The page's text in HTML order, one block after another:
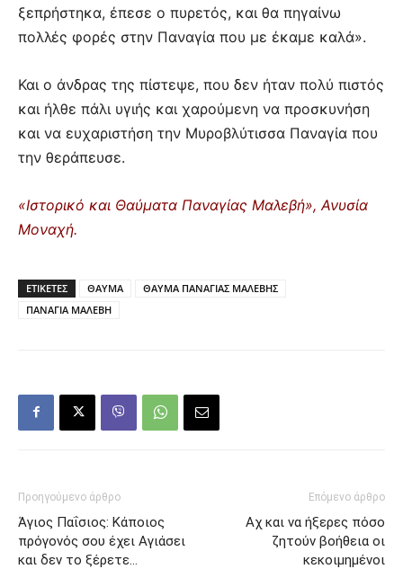
ξεπρήστηκα, έπεσε ο πυρετός, και θα πηγαίνω
πολλές φορές στην Παναγία που με έκαμε καλά».
Και ο άνδρας της πίστεψε, που δεν ήταν πολύ πιστός
και ήλθε πάλι υγιής και χαρούμενη να προσκυνήση
και να ευχαριστήση την Μυροβλύτισσα Παναγία που
την θεράπευσε.
«Ιστορικό και Θαύματα Παναγίας Μαλεβή», Ανυσία
Μοναχή.
ΕΤΙΚΕΤΕΣ ΘΑΥΜΑ
ΘΑΥΜΑ ΠΑΝΑΓΙΑΣ ΜΑΛΕΒΗΣ
ΠΑΝΑΓΙΑ ΜΑΛΕΒΗ
Προηγούμενο άρθρο
Άγιος Παΐσιος: Κάποιος
πρόγονός σου έχει Αγιάσει
και δεν το ξέρετε…
Επόμενο άρθρο
Αχ και να ήξερες πόσο
ζητούν βοήθεια οι
κεκοιμημένοι